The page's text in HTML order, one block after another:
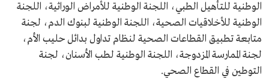
الوطنية للتأهيل الطبي، اللجنة الوطنية للأمراض الوراثية، اللجنة
الوطنية للأخلاقيات الصحية، اللجنة الوطنية لبنوك الدم، لجنة
متابعة تطبيق القطاعات الصحية لنظام تداول بدائل حليب الأم،
لجنة الممارسة المزدوجة، اللجنة الوطنية لطب الأسنان، لجنة
التوطين في القطاع الصحي.